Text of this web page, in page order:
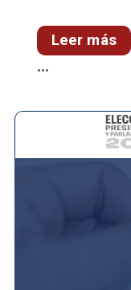
Leer más
...